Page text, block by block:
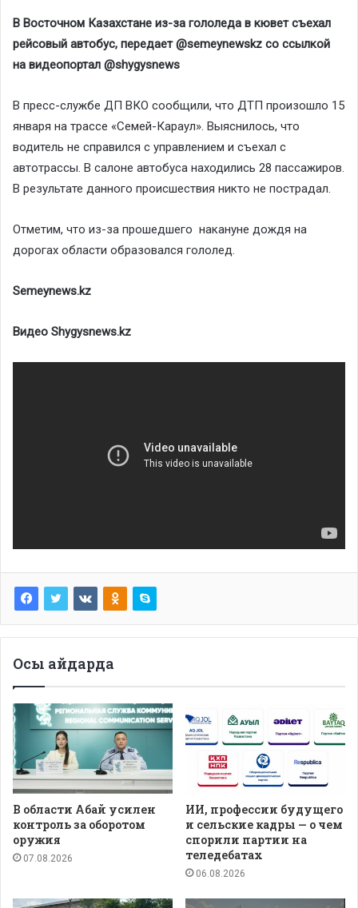
В Восточном Казахстане из-за гололеда в кюветсъехал
рейсовый автобус, передает@semeynewskz со ссылкой
на видеопортал @shygysnews
В пресс-службе ДП ВКО сообщили, что ДТП произошло 15
января на трассе «Семей-Караул». Выяснилось, что
водитель не справился с управлением и съехал с
автотрассы. В салоне автобуса находились 28 пассажиров.
В результате данного происшествия никто не пострадал.
Отметим, что из-за прошедшего накануне дождя на
дорогах области образовался гололед.
Semeynews.kz
Видео Shygysnews.kz
Осы айдарда
В области Абай усилен
контроль за оборотом
оружия
07.08.2026
ИИ, профессии будущего
и сельские кадры — о чем
спорили партии на
теледебатах
06.08.2026